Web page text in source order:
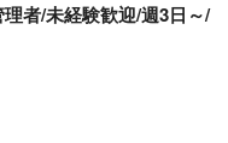
者/未経験歓迎/週3日～/